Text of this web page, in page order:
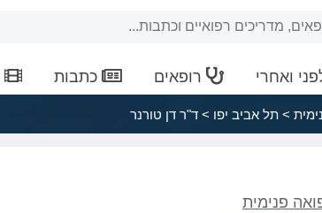
ואחרי רופאים כתבות
> תל אביב יפו > ד"ר דן טורנר
פנימית